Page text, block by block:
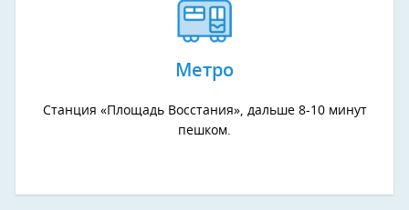
Метро
Станция «Площадь Восстания», дальше 8-10 минут
пешком.